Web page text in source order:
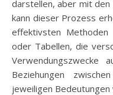
darstellen, aber mit den
kann dieser Prozess
effektivsten
oder Tabellen, die
Verwendungszwecke
Beziehungen
jeweiligen Bedeutungen